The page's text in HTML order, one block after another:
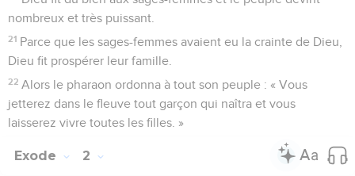
nombreux et très puissant.
21 Parce que les sages-femmes avaient eu la crainte de Dieu,
Dieu fit prospérer leur famille.
22 Alors le pharaon ordonna à tout son peuple : « Vous
jetterez dans le fleuve tout garçon qui naîtra et vous
laisserez vivre toutes les filles. »
Exode 2